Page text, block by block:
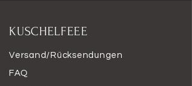
KUSCHELFEEE
Versand/Rücksendungen
FAQ